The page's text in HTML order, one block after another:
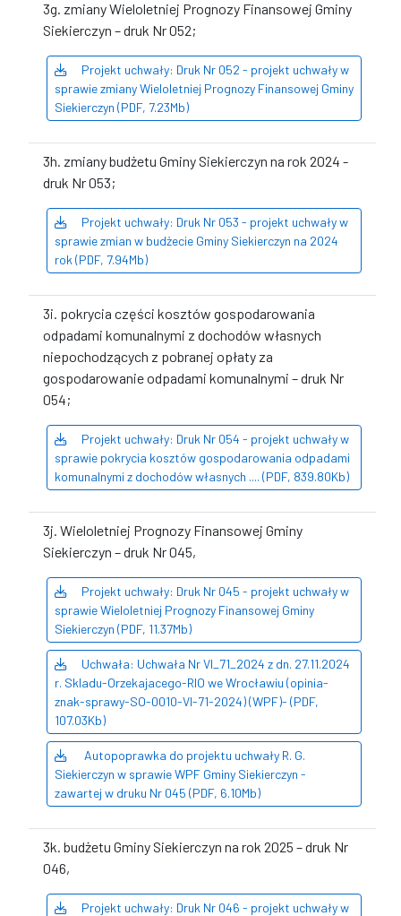
3g. zmiany Wieloletniej Prognozy Finansowej Gminy
Siekierczyn – druk Nr 052;
Projekt uchwały: Druk Nr 052 - projekt uchwały w
sprawie zmiany Wieloletniej Prognozy Finansowej Gminy
Siekierczyn (PDF, 7.23Mb)
3h. zmiany budżetu Gminy Siekierczyn na rok 2024 -
druk Nr 053;
Projekt uchwały: Druk Nr 053 - projekt uchwały w
sprawie zmian w budżecie Gminy Siekierczyn na 2024
rok (PDF, 7.94Mb)
3i. pokrycia części kosztów gospodarowania
odpadami komunalnymi z dochodów własnych
niepochodzących z pobranej opłaty za
gospodarowanie odpadami komunalnymi – druk Nr
054;
Projekt uchwały: Druk Nr 054 - projekt uchwały w
sprawie pokrycia kosztów gospodarowania odpadami
komunalnymi z dochodów własnych .... (PDF, 839.80Kb)
3j. Wieloletniej Prognozy Finansowej Gminy
Siekierczyn – druk Nr 045,
Projekt uchwały: Druk Nr 045 - projekt uchwały w
sprawie Wieloletniej Prognozy Finansowej Gminy
Siekierczyn (PDF, 11.37Mb)
Uchwała: Uchwała Nr VI_71_2024 z dn. 27.11.2024
r. Skladu-Orzekajacego-RIO we Wrocławiu (opinia-
znak-sprawy-SO-0010-VI-71-2024) (WPF)- (PDF,
107.03Kb)
Autopoprawka do projektu uchwały R. G.
Siekierczyn w sprawie WPF Gminy Siekierczyn -
zawartej w druku Nr 045 (PDF, 6.10Mb)
3k. budżetu Gminy Siekierczyn na rok 2025 – druk Nr
046,
Projekt uchwały: Druk Nr 046 - projekt uchwały w